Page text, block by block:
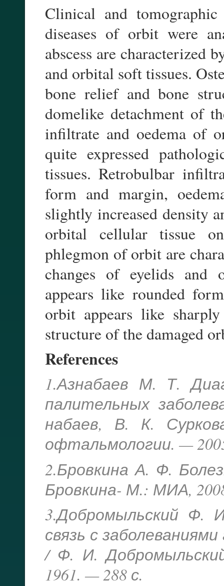
Clinical and
diseases of orbit were
abscess are characterized
and orbital soft tissues.
bone relief and bone
domelike detachment of
infiltrate and oedema of
quite expressed
tissues. Retrobulbar
form and margin,
slightly increased density
orbital cellular tissue
phlegmon of orbit are
changes of eyelids and
appears like rounded
orbit appears like sharply
structure of the damaged
References
1.Азнабаев М. Т.
палительных
набаев, В. К.
офтальмологии. —
2.Бровкина А. Ф.
Бровкина- М.: МИА,
3.Добромыльский Ф.
связь с
/ Ф. И.
1961. — 288 с.